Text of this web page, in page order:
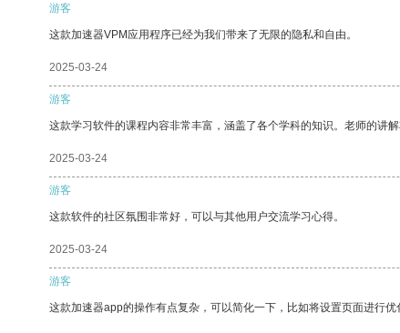
游客
这款加速器VPM应用程序已经为我们带来了无限的隐私和自由。
2025-03-24
游客
这款学习软件的课程内容非常丰富，涵盖了各个学科的知识。老师的讲
2025-03-24
游客
这款软件的社区氛围非常好，可以与其他用户交流学习心得。
2025-03-24
游客
这款加速器app的操作有点复杂，可以简化一下，比如将设置页面进行优